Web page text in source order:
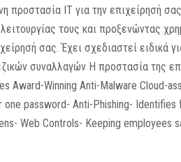
IT για την επιχείρησή σας
τους και προξενώντας
σας. Έχει σχεδιαστεί ειδικά
συναλλαγών H προστασία της
Award-Winning Anti-Malware Cloud-
password- Anti-Phishing-
Web Controls- Keeping employees